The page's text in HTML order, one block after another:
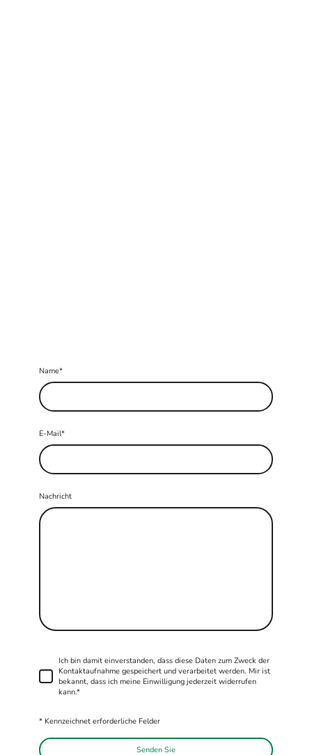
Name*
E-Mail*
Nachricht
Ich bin damit einverstanden, dass diese Daten zum Zweck der
Kontaktaufnahme gespeichert und verarbeitet werden. Mir ist
bekannt, dass ich meine Einwilligung jederzeit widerrufen
kann.*
* Kennzeichnet erforderliche Felder
Senden Sie